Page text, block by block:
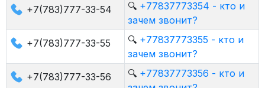
+7(783)777-33-54
🔍 +77837773354 - кто и
зачем звонит?
+7(783)777-33-55
🔍 +77837773355 - кто и
зачем звонит?
+7(783)777-33-56
🔍 +77837773356 - кто и